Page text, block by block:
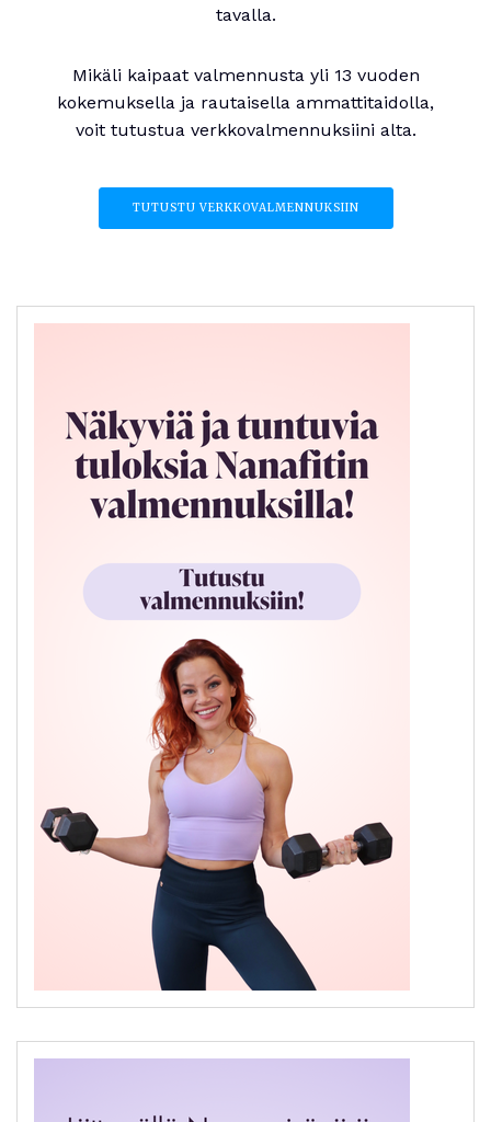
tavalla.
Mikäli kaipaat valmennusta yli 13 vuoden
kokemuksella ja rautaisella ammattitaidolla,
voit tutustua verkkovalmennuksiini alta.
TUTUSTU VERKKOVALMENNUKSIIN